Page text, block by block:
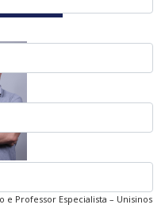
Professor Especialista – Unisinos